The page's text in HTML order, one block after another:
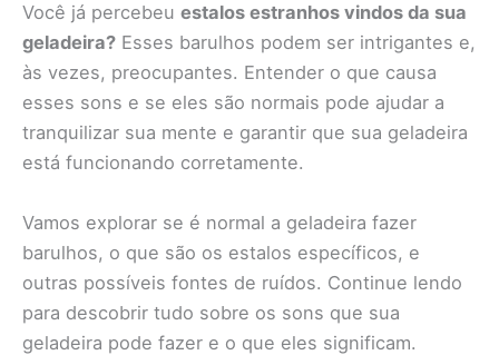
Você já percebeu estalos estranhos vindos da sua
geladeira? Esses barulhos podem ser intrigantes e,
às vezes, preocupantes. Entender o que causa
esses sons e se eles são normais pode ajudar a
tranquilizar sua mente e garantir que sua geladeira
está funcionando corretamente.
Vamos explorar se é normal a geladeira fazer
barulhos, o que são os estalos específicos, e
outras possíveis fontes de ruídos. Continue lendo
para descobrir tudo sobre os sons que sua
geladeira pode fazer e o que eles significam.